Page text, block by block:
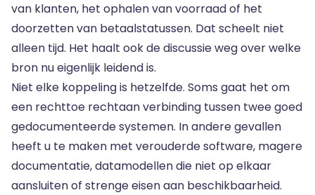
van klanten, het ophalen van voorraad of het
doorzetten van betaalstatussen. Dat scheelt niet
alleen tijd. Het haalt ook de discussie weg over welke
bron nu eigenlijk leidend is.
Niet elke koppeling is hetzelfde. Soms gaat het om
een rechttoe rechtaan verbinding tussen twee goed
gedocumenteerde systemen. In andere gevallen
heeft u te maken met verouderde software, magere
documentatie, datamodellen die niet op elkaar
aansluiten of strenge eisen aan beschikbaarheid.